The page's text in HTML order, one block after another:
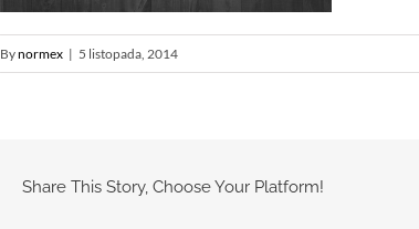
Bynormex | 5 listopada, 2014
Share This Story, Choose Your Platform!